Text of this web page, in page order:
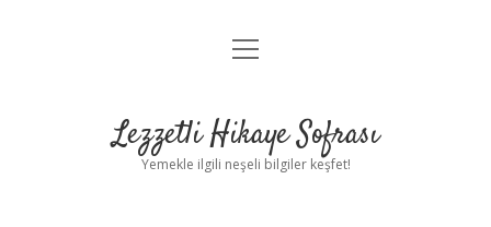
Anasayfa
Yasal Uyarı
menüyü
Lezzetli Hikaye Sofrası
Yemekle ilgili neşeli bilgiler keşfet!